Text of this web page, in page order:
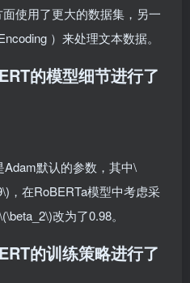
使用了更大的数据集，另一
）来处理文本数据。
的模型细节进行了
Adam默认的参数，其中\
，在RoBERTa模型中考虑采
\(\beta_2\)改为了0.98。
的训练策略进行了